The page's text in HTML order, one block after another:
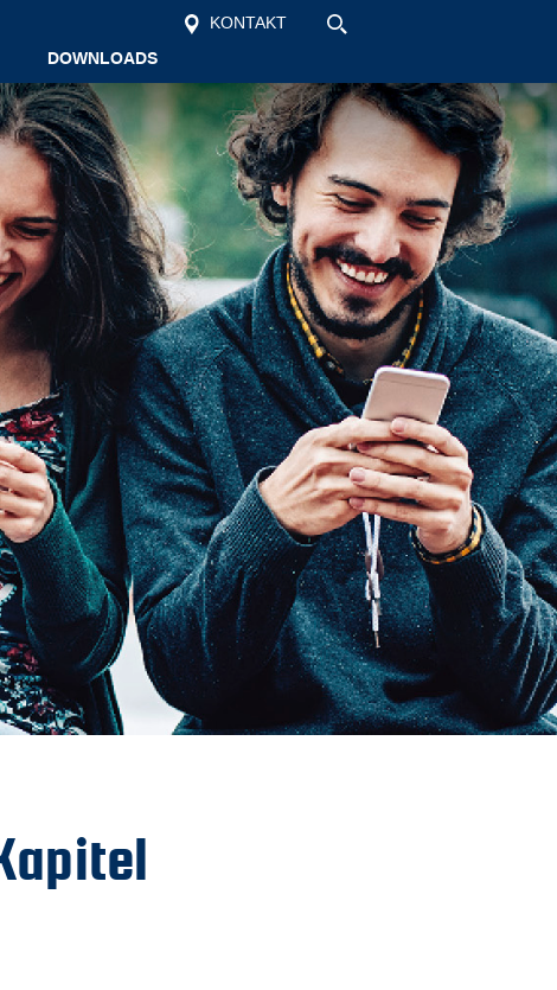
KONTAKT
DOWNLOADS
Startseite
Unsere Schule
Schüler
Vollzeit
Berufsschule
Aktuelles
Kontakt
Suche
Downloads
Datenschutz
Impressum